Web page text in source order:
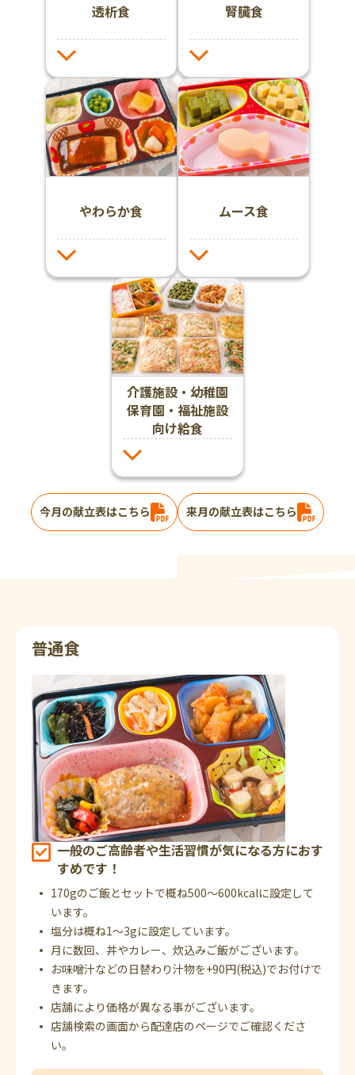
透析食 腎臓食
やわらか食 ムース食
介護施設・幼稚園
保育園・福祉施設
向け給食
今月の献立表はこちら 来月の献立表はこちら
普通食
一般のご高齢者や生活習慣が気になる方におす
すめです！
170gのご飯とセットで概ね500～600kcalに設定して
います。
塩分は概ね1～3gに設定しています。
月に数回、丼やカレー、炊込みご飯がございます。
お味噌汁などの日替わり汁物を+90円(税込)でお付けで
きます。
店舗により価格が異なる事がございます。
店舗検索の画面から配達店のページでご確認くださ
い。